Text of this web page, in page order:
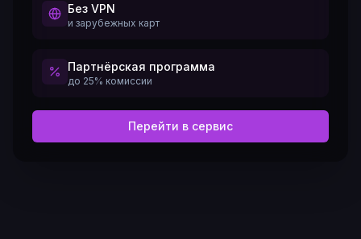
Без VPN
и зарубежных карт
Партнёрская программа
до 25% комиссии
Перейти в сервис